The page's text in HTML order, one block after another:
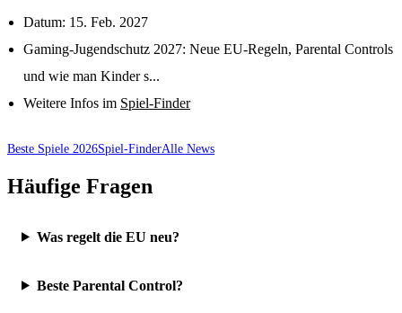
Datum: 15. Feb. 2027
Gaming-Jugendschutz 2027: Neue EU-Regeln, Parental Controls
und wie man Kinder s...
Weitere Infos im Spiel-Finder
Beste Spiele 2026Spiel-FinderAlle News
Häufige Fragen
Was regelt die EU neu?
Beste Parental Control?